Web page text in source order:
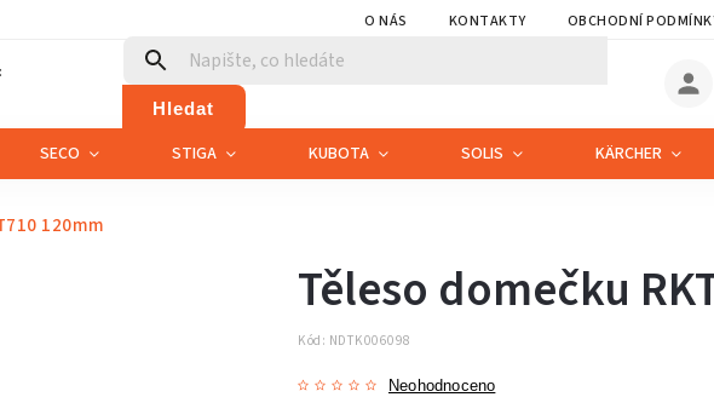
O NÁS KONTAKTY OBCHODNÍ
Hledat
SECO STIGA KUBOTA SOLIS KÄRCHER
120mm
Těleso domečku
Kód: NDTK006098
Neohodnoceno